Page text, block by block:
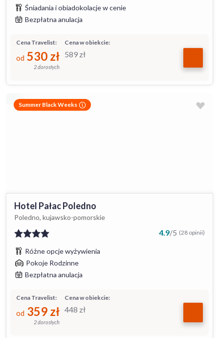
Śniadania i obiadokolacje w cenie
Bezpłatna anulacja
Cena w obiekcie:
589 zł
Cena Travelist:
od 530 zł
2 dorosłych
Summer Black Weeks
Hotel Pałac Poledno
Poledno, kujawsko-pomorskie
4.9/5 (28 opinii)
Różne opcje wyżywienia
Pokoje Rodzinne
Bezpłatna anulacja
Cena w obiekcie:
448 zł
Cena Travelist:
od 359 zł
2 dorosłych